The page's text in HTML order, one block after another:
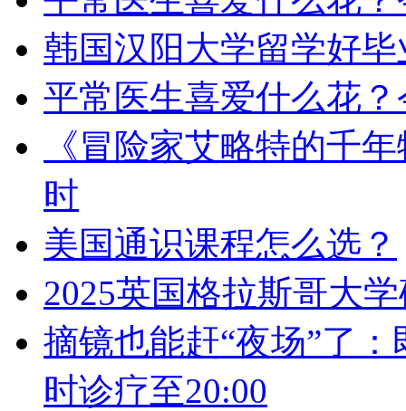
韩国汉阳大学留学好毕
平常医生喜爱什么花
《冒险家艾略特的千
时
美国通识课程怎么选？
2025英国格拉斯哥大
摘镜也能赶“夜场”了
时诊疗至20:00